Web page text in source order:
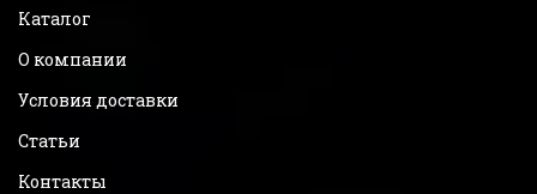
Каталог
О компании
Условия доставки
Статьи
Контакты